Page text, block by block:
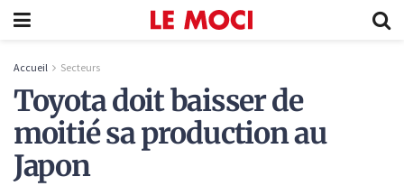
Accueil Secteurs
Toyota doit baisser de
moitié sa production au
Japon